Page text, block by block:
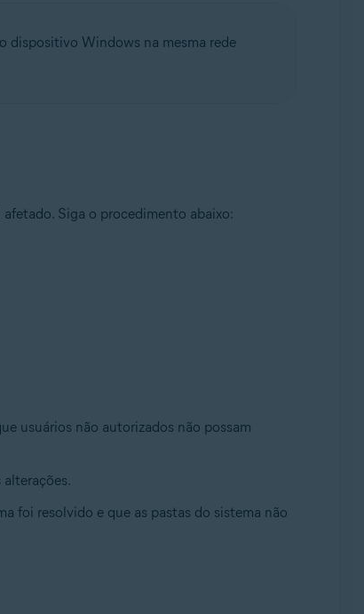
dispositivo Windows na mesma rede
Siga o procedimento abaixo:
usuários não autorizados não possam
alterações.
foi resolvido e que as pastas do sistema não